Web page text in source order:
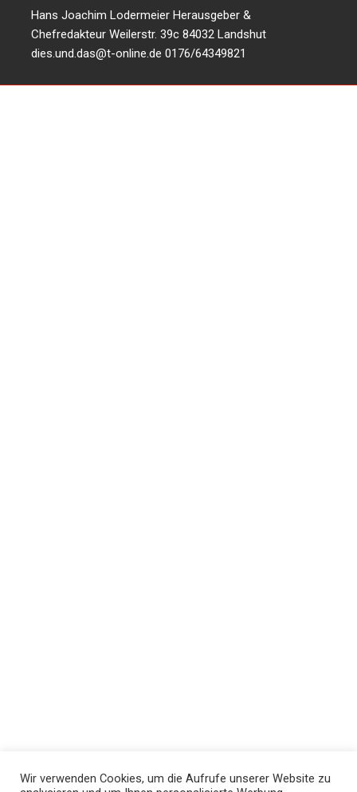
Hans Joachim Lodermeier Herausgeber &
Chefredakteur Weilerstr. 39c 84032 Landshut
dies.und.das@t-online.de 0176/64349821
Wir verwenden Cookies, um die Aufrufe unserer Website zu